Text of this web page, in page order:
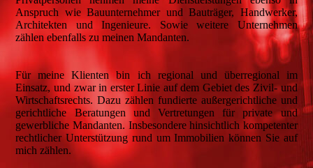
Anspruch wie Bauunternehmer und Bauträger, Handwerker,
Architekten und Ingenieure. Sowie weitere Unternehmen
zählen ebenfalls zu meinen Mandanten.
Für meine Klienten bin ich regional und überregional im
Einsatz, und zwar in erster Linie auf dem Gebiet des Zivil- und
Wirtschaftsrechts. Dazu zählen fundierte außergerichtliche und
gerichtliche Beratungen und Vertretungen für private und
gewerbliche Mandanten. Insbesondere hinsichtlich kompetenter
rechtlicher Unterstützung rund um Immobilien können Sie auf
mich zählen.